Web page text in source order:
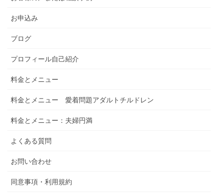
お申込み
ブログ
プロフィール自己紹介
料金とメニュー
料金とメニュー 愛着問題アダルトチルドレン
料金とメニュー：夫婦円満
よくある質問
お問い合わせ
同意事項・利用規約